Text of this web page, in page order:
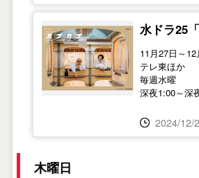
水ドラ25
11月27日～12
テレ東ほか
毎週水曜
深夜1:00～深
2024/12/
木曜日